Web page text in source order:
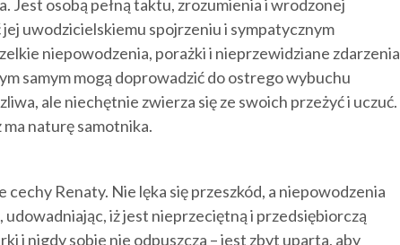
Jest osobą pełną taktu, zrozumienia i wrodzonej
uwodzicielskiemu spojrzeniu i sympatycznym
niepowodzenia, porażki i nieprzewidziane zdarzenia
samym mogą doprowadzić do ostrego wybuchu
ale niechętnie zwierza się ze swoich przeżyć i uczuć.
naturę samotnika.
cechy Renaty. Nie lęka się przeszkód, a niepowodzenia
udowadniając, iż jest nieprzeciętną i przedsiębiorczą
i nigdy sobie nie odpuszcza – jest zbyt uparta, aby